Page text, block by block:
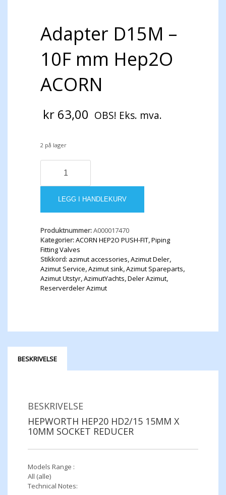
Adapter D15M –
10F mm Hep2O
ACORN
kr 63,00 OBS! Eks. mva.
2 på lager
Adapter
-
Hep2O
antall
LEGG I HANDLEKURV
Produktnummer:A000017470
Kategorier:ACORN HEP2O PUSH-FIT,Piping
Fitting Valves
Stikkord: azimut accessories,Azimut Deler,
Azimut Service,Azimut sink,Azimut Spareparts,
Azimut Utstyr,AzimutYachts,Deler Azimut,
Reserverdeler Azimut
BESKRIVELSE
BESKRIVELSE
HEPWORTH HEP20 HD2/15 15MM X
10MM SOCKET REDUCER
Models Range :
All (alle)
Technical Notes: